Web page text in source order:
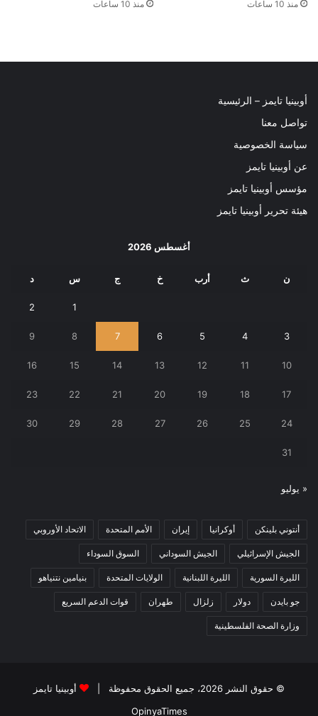
منذ 10 ساعات منذ 10 ساعات
أوبينيا تايمز – الرئيسية
تواصل معنا
سياسة الخصوصية
عن أوبينيا تايمز
مؤسس أوبينيا تايمز
هيئة تحرير أوبينيا تايمز
أغسطس 2026
ن ث أرب خ ج س د
1
2
3
4
5
6
7
8
9
10
11
12
13
14
15
16
17
18
19
20
21
22
23
24
25
26
27
28
29
30
31
« يوليو
أنتوني بلينكن أوكرانيا إيران الأمم المتحدة الاتحاد الأوروبي
الجيش الإسرائيلي الجيش السوداني السوق السوداء
الليرة السورية الليرة اللبنانية الولايات المتحدة بنيامين نتنياهو
جو بايدن دولار زلزال طهران قوات الدعم السريع
وزارة الصحة الفلسطينية
© حقوق النشر 2026، جميع الحقوق محفوظة |
أوبينيا تايمز
OpinyaTimes